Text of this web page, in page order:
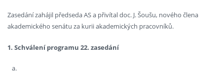
Zasedání zahájil předseda AS a přivítal doc. J. Šoušu, nového člena
akademického senátu za kurii akademických pracovníků.
1. Schválení programu 22. zasedání